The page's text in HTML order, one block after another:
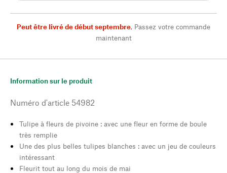
Peut être livré de début septembre, Passez votre commande
maintenant
Information sur le produit
Numéro d'article 54982
Tulipe à fleurs de pivoine : avec une fleur en forme de boule
très remplie
Une des plus belles tulipes blanches : avec un jeu de couleurs
intéressant
Fleurit tout au long du mois de mai